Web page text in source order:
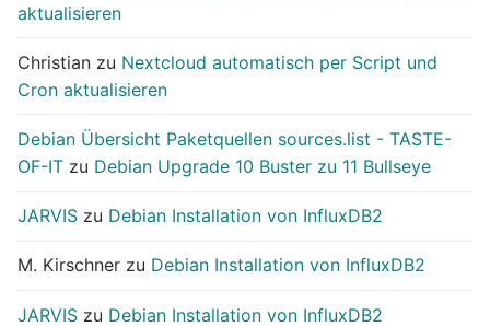
aktualisieren
Christian zu Nextcloud automatisch per Script und
Cron aktualisieren
Debian Übersicht Paketquellen sources.list - TASTE-
OF-IT zu Debian Upgrade 10 Buster zu 11 Bullseye
JARVIS zu Debian Installation von InfluxDB2
M. Kirschner zu Debian Installation von InfluxDB2
JARVIS zu Debian Installation von InfluxDB2